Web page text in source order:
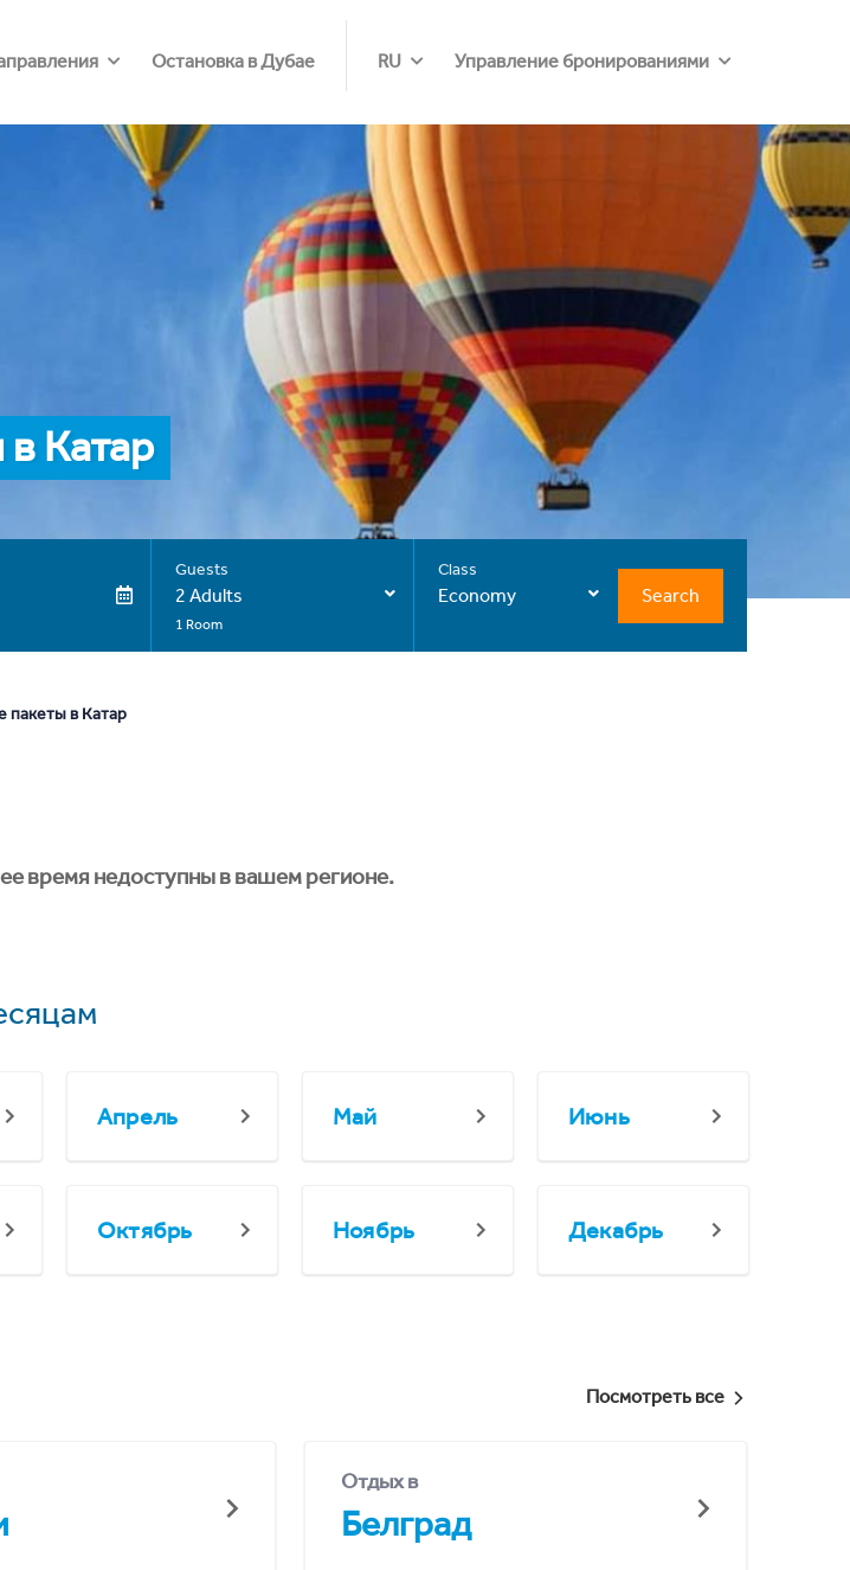
Остановка в Дубае RU Управление бронированиями
Катар
Guests
2 Adults
1 Room
Class
Economy Search
пакеты в Катар
время недоступны в вашем регионе.
Апрель Май Июнь
Октябрь Ноябрь Декабрь
Посмотреть все
Отдых в
Белград